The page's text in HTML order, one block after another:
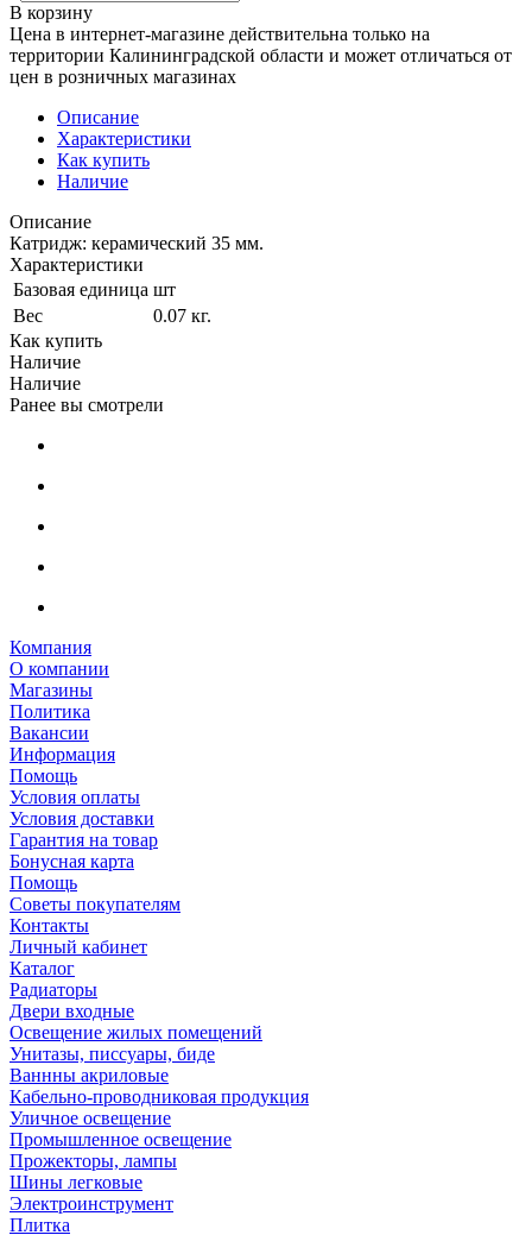
В корзину
Цена в интернет-магазине действительна только на
территории Калининградской области и может отличаться от
цен в розничных магазинах
Описание
Характеристики
Как купить
Наличие
Описание
Катридж: керамический 35 мм.
Характеристики
Базовая единица шт
Вес
0.07 кг.
Как купить
Наличие
Наличие
Ранее вы смотрели
Компания
О компании
Магазины
Политика
Вакансии
Информация
Помощь
Условия оплаты
Условия доставки
Гарантия на товар
Бонусная карта
Помощь
Советы покупателям
Контакты
Личный кабинет
Каталог
Радиаторы
Двери входные
Освещение жилых помещений
Унитазы, писсуары, биде
Ваннны акриловые
Кабельно-проводниковая продукция
Уличное освещение
Промышленное освещение
Прожекторы, лампы
Шины легковые
Электроинструмент
Плитка